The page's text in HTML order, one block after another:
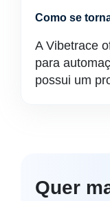
Como se
A Vibetrace
para
possui um
Quer